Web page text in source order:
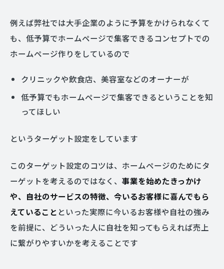
例えば弊社では大手企業のように予算をかけられなくて
も、低予算でホームページで集客できるコンセプトでの
ホームページ作りをしているので
クリニックや飲食店、美容室などのオーナーが
低予算でもホームページで集客できるということを知
ってほしい
というターゲット設定をしています
このターゲット設定のコツは、ホームページのためにタ
ーゲットを考えるのではなく、 事業を始めたきっかけ
や、自社のサービスの特徴、今いるお客様に喜んでもら
えていること といった実際に今いるお客様や自社の強み
を前提に、どういった人に自社を知ってもらえれば売上
に繋がりやすいかを考えることです